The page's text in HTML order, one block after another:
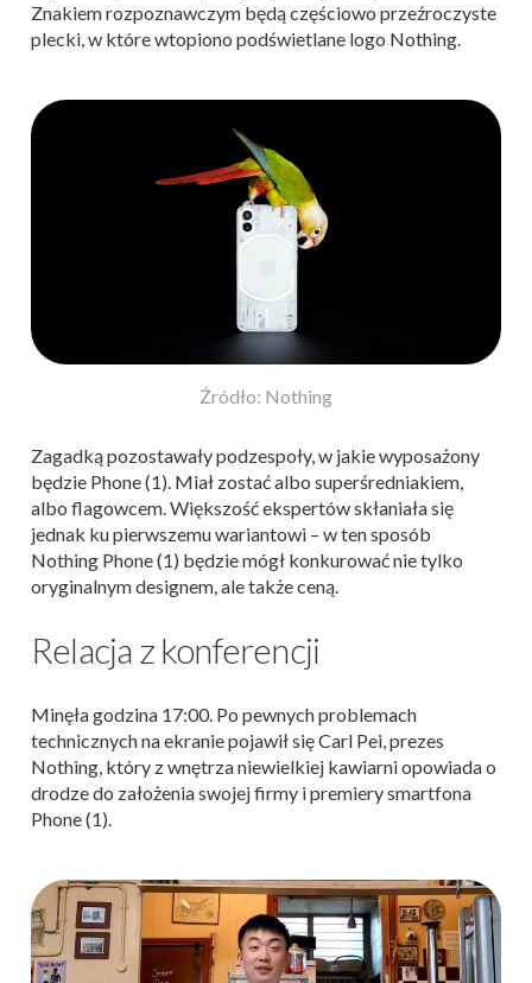
Znakiem rozpoznawczym będą częściowo przeźroczyste
plecki, w które wtopiono podświetlane logo Nothing.
Źródło: Nothing
Zagadką pozostawały podzespoły, w jakie wyposażony
będzie Phone (1). Miał zostać albo superśredniakiem,
albo flagowcem. Większość ekspertów skłaniała się
jednak ku pierwszemu wariantowi – w ten sposób
Nothing Phone (1) będzie mógł konkurować nie tylko
oryginalnym designem, ale także ceną.
Relacja z konferencji
Minęła godzina 17:00. Po pewnych problemach
technicznych na ekranie pojawił się Carl Pei, prezes
Nothing, który z wnętrza niewielkiej kawiarni opowiada o
drodze do założenia swojej firmy i premiery smartfona
Phone (1).